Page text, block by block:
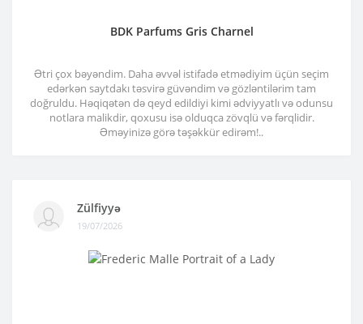
BDK Parfums Gris Charnel
Ətri çox bəyəndim. Daha əvvəl istifadə etmədiyim üçün seçim
edərkən saytdakı təsvirə güvəndim və gözləntilərim tam
doğruldu. Həqiqətən də qeyd edildiyi kimi ədviyyatlı və odunsu
notlara malikdir, qoxusu isə olduqca zövqlü və fərqlidir.
Əməyinizə görə təşəkkür edirəm!..
Zülfiyyə
19/07/2026